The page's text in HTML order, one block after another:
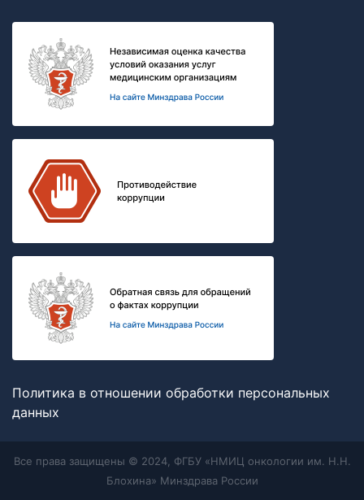
Политика в отношении обработки персональных
данных
Все права защищены © 2024, ФГБУ «НМИЦ онкологии им. Н.Н.
Блохина» Минздрава России